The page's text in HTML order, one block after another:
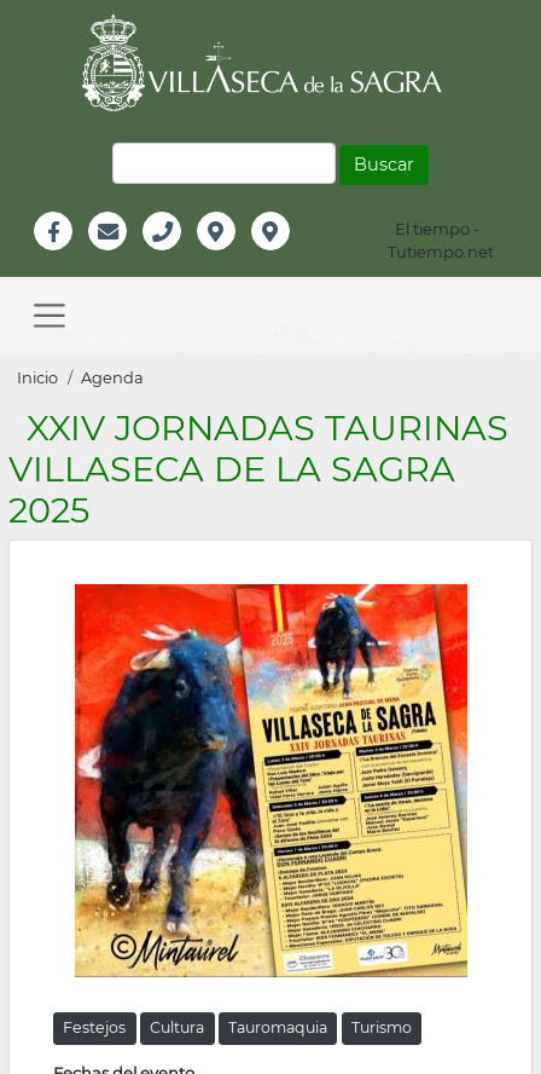
Información
Header
El tiempo -
Tutiempo.net
navigation
Sobrescribir
enlaces
de
ayuda
a
navegación
Inicio Agenda
XXIV JORNADAS TAURINAS
VILLASECA DE LA SAGRA
2025
Festejos Cultura Tauromaquia Turismo